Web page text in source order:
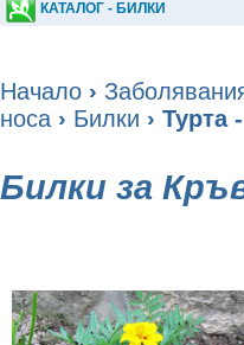
КАТАЛОГ - БИЛКИ
Начало ›
носа › Билки › Турта
Билки за